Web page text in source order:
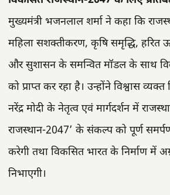
मुख्यमंत्री भजनलाल शर्मा ने कहा कि
महिला सशक्तीकरण, कृषि समृद्धि, हरित
और सुशासन के समन्वित मॉडल के साथ
को प्राप्त कर रहा है। उन्होंने विश्वास व्यक्त
नरेंद्र मोदी के नेतृत्व एवं मार्गदर्शन में
राजस्थान-2047’ के संकल्प को पूर्ण
करेगी तथा विकसित भारत के निर्माण में
निभाएगी।